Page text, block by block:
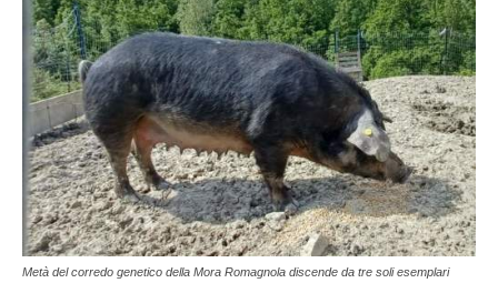
Metà del corredo genetico della Mora Romagnola discende da tre soli esemplari